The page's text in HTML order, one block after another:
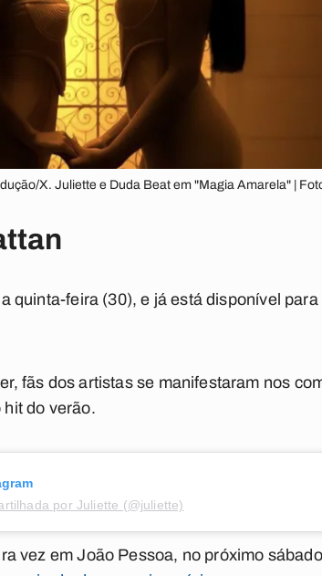
X. Juliette e Duda Beat em "Magia Amarela" |
quinta-feira (30), e já está disponível
fãs dos artistas se manifestaram nos
hit do verão.
por Juliette (@juliette)
vez em João Pessoa, no próximo